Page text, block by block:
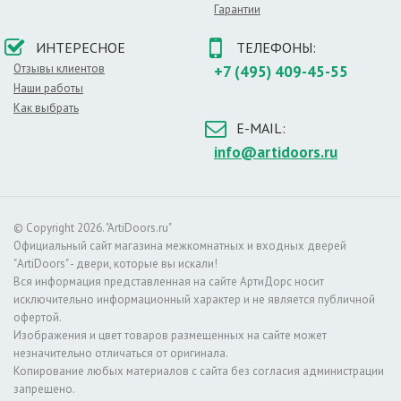
Особенности строения
В качестве каркаса используются прочные породы
древесины, внутреннее пространство заполняется
сотовыми элементами. Наружным покрытием
вышеперечисленные достоинства дверей.
Белые двери устанавливаются повсюду. Основной
список помещений, в которых можно установить
двери этого цвета:
– в гостиной комнате,
– душевой,
– современном офисе.
Светлый оттенок хорошо сочетается с более
Гарантии
ИНТЕРЕСНОЕ
Отзывы клиентов
Наши работы
Как выбрать
ТЕЛЕФОНЫ:
+7 (495) 409-45-55
E-MAIL:
info@artidoors.ru
© Copyright 2026. "ArtiDoors.ru"
Официальный сайт магазина межкомнатных и входных дверей
"ArtiDoors" - двери, которые вы искали!
Вся информация представленная на сайте АртиДорс носит
исключительно информационный характер и не является публичной
офертой.
Изображения и цвет товаров размещенных на сайте может
незначительно отличаться от оригинала.
Копирование любых материалов с сайта без согласия администрации
запрещено.